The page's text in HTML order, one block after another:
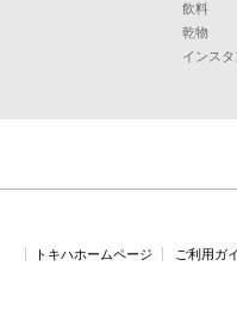
飲料
乾物
インスタ
トキハホームページ ご利用ガ